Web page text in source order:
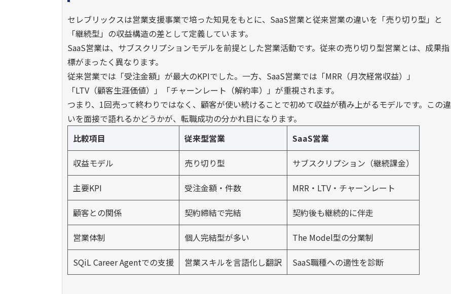
セレブリックスは営業支援事業で培った知見をもとに、SaaS営業と従来営業の違いを「売り切り型」と
「継続型」の収益構造の差として定義しています。
SaaS営業は、サブスクリプションモデルを前提とした営業活動です。従来の売り切り型営業とは、成果指
標がまったく異なります。
従来営業では「受注金額」が最大のKPIでした。一方、SaaS営業では「MRR（月次経常収益）」
「LTV（顧客生涯価値）」「チャーンレート（解約率）」が重視されます。
つまり、1回売って終わりではなく、顧客が使い続けることで初めて収益が積み上がるモデルです。この違
いを面接で語れるかどうかが、転職成功の分かれ目になります。
比較項目
従来型営業 SaaS営業
収益モデル 売り切り型 サブスクリプション（継続課金）
主要KPI 受注金額・件数 MRR・LTV・チャーンレート
顧客との関係 契約締結で完結 契約後も継続的に伴走
営業体制 個人完結型が多い The Model型の分業制
SQiL Career Agentでの支援 営業スキルを言語化し翻訳 SaaS職種への適性を診断